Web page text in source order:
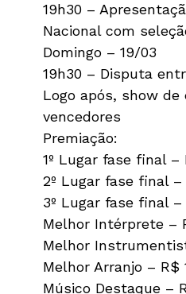
19h30 –
Nacional com
Domingo – 19/03
19h30 – Disputa
Logo após, show de
vencedores
Premiação:
1º Lugar fase final –
2º Lugar fase final –
3º Lugar fase final –
Melhor Intérprete –
Melhor
Melhor Arranjo – R$
Músico Destaque –